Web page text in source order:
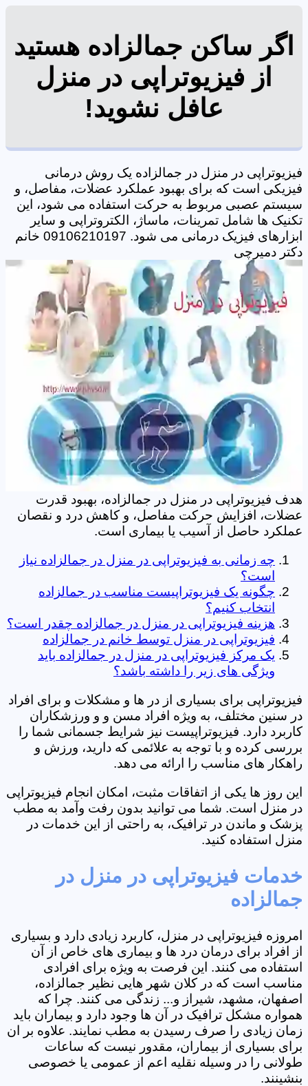
اگر ساکن جمالزاده هستید
از فیزیوتراپی در منزل
عافل نشوید!
فیزیوتراپی در منزل در جمالزاده یک روش درمانی
فیزیکی است که برای بهبود عملکرد عضلات، مفاصل، و
سیستم عصبی مربوط به حرکت استفاده می شود، این
تکنیک ها شامل تمرینات، ماساژ، الکتروتراپی و سایر
ابزارهای فیزیک درمانی می شود. 09106210197 خانم
دکتر دمیرچی
هدف فیزیوتراپی در منزل در جمالزاده، بهبود قدرت
عضلات، افزایش حرکت مفاصل، و کاهش درد و نقصان
عملکرد حاصل از آسیب یا بیماری است.
چه زمانی به فیزیوتراپی در منزل در جمالزاده نیاز
است؟
چگونه یک فیزیوتراپیست مناسب در جمالزاده
انتخاب کنیم؟
هزینه فیزیوتراپی در منزل در جمالزاده چقدر است؟
فیزیوتراپی در منزل توسط خانم در جمالزاده
یک مرکز فیزیوتراپی در منزل در جمالزاده باید
ویژگی های زیر را داشته باشد؟
فیزیوتراپی برای بسیاری از در ها و مشکلات و برای افراد
در سنین مختلف، به ویژه افراد مسن و و ورزشکاران
کاربرد دارد. فیزیوتراپیست نیز شرایط جسمانی شما را
بررسی کرده و با توجه به علائمی که دارید، ورزش و
راهکار های مناسب را ارائه می دهد.
این روز ها یکی از اتفاقات مثبت، امکان انجام فیزیوتراپی
در منزل است. شما می توانید بدون رفت وآمد به مطب
پزشک و ماندن در ترافیک، به راحتی از این خدمات در
منزل استفاده کنید.
خدمات فیزیوتراپی در منزل در
جمالزاده
امروزه فیزیوتراپی در منزل، کاربرد زیادی دارد و بسیاری
از افراد برای درمان درد ها و بیماری های خاص از آن
استفاده می کنند. این فرصت به ویژه برای افرادی
مناسب است که در کلان شهر هایی نظیر جمالزاده،
اصفهان، مشهد، شیراز و... زندگی می کنند. چرا که
همواره مشکل ترافیک در آن ها وجود دارد و بیماران باید
زمان زیادی را صرف رسیدن به مطب نمایند. علاوه بر ان
برای بسیاری از بیماران، مقدور نیست که ساعات
طولانی را در وسیله نقلیه اعم از عمومی یا خصوصی
بنشینند.